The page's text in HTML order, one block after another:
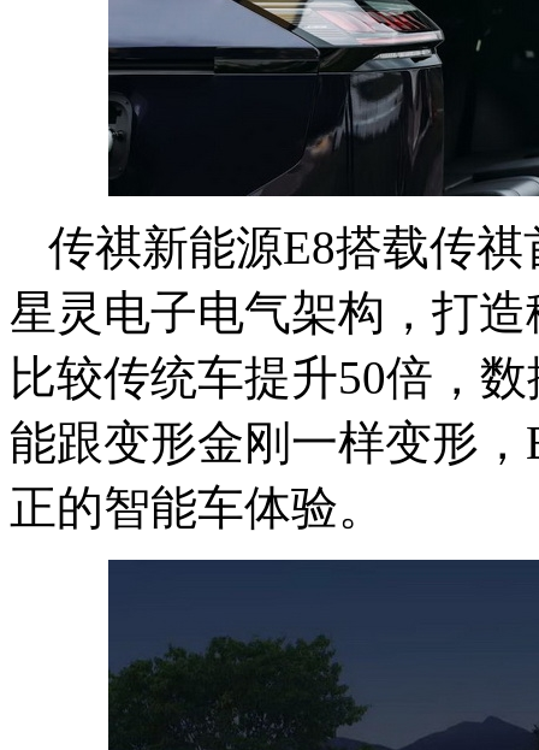
传祺新能源E8搭载传
星灵电子电气架构，打
比较传统车提升50倍，
能跟变形金刚一样变形
正的智能车体验。